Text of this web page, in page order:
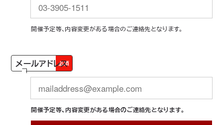
開催予定等、内容変更がある場合のご連絡先となります。
メールアドレス
必須
開催予定等、内容変更がある場合のご連絡先となります。